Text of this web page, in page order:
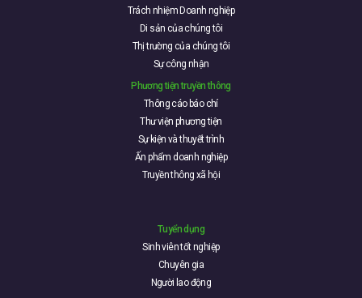
Trách nhiệm Doanh nghiệp
Di sản của chúng tôi
Thị trường của chúng tôi
Sự công nhận
Phương tiện truyền thông
Thông cáo báo chí
Thư viện phương tiện
Sự kiện và thuyết trình
Ấn phẩm doanh nghiệp
Truyền thông xã hội
Tuyển dụng
Sinh viên tốt nghiệp
Chuyên gia
Người lao động